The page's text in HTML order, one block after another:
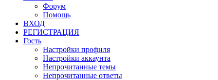
Форум
Помощь
ВХОД
РЕГИСТРАЦИЯ
Гость
Настройки профиля
Настройки аккаунта
Непрочитанные темы
Непрочитанные ответы